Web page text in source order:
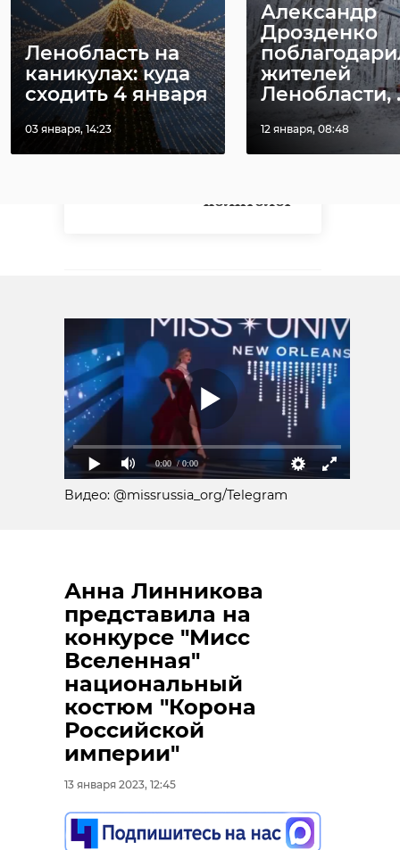
Ленобласть на
каникулах: куда
сходить 4 января
03 января, 14:23
Александр
Дрозденко
жителей
Ленобласти,
12 января, 08:48
0:00 / 0:00
Видео: @missrussia_org/Telegram
Анна Линникова
представила на
конкурсе "Мисс
Вселенная"
национальный
костюм "Корона
Российской
империи"
13 января 2023, 12:45
ввиду. Мировое
сообщество должно
обратить на это
внимание.
Джон Вароли,
американский
политолог
Поделиться статьей: